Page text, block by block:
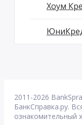
Хоум
2011-2026
БанкСправка.ру.
ознакомительный